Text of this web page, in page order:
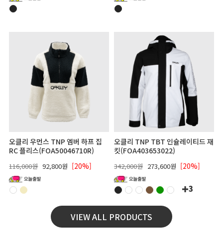
오클리 우먼스 TNP 엠버 하프 집
RC 플리스(FOA50046710R)
116,000원 92,800원 [20%]
오클리 TNP TBT 인슐레이티드 재
킷(FOA403653022)
342,000원 273,600원 [20%]
3
VIEW ALL PRODUCTS